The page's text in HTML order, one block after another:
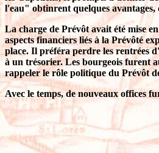
l'eau" obtinrent quelques
La charge de Prévôt avait été mise
aspects financiers liés à la Prévôté
place. Il préféra perdre les rentrées
à un trésorier. Les bourgeois furent
rappeler le rôle politique du Prévôt
Avec le temps, de nouveaux offices